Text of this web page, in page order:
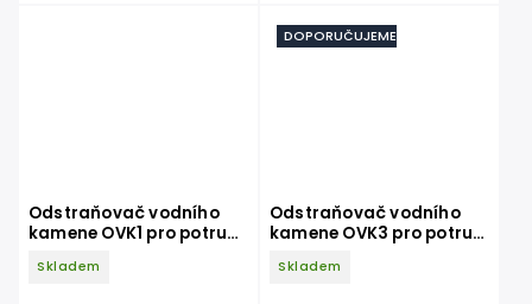
Odstraňovač vodního
kamene OVK1 pro potrubí
Skladem
DOPORUČUJEME
Odstraňovač vodního
kamene OVK3 pro potrubí
Skladem